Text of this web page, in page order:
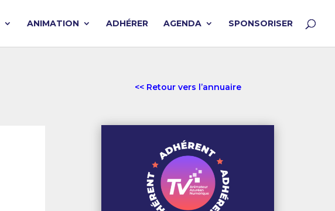
ANIMATION ADHÉRER AGENDA SPONSORISER
<< Retour vers l’annuaire